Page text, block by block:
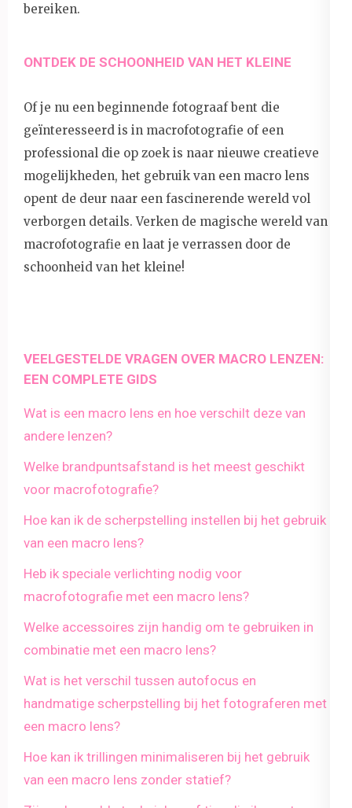
bereiken.
ONTDEK DE SCHOONHEID VAN HET KLEINE
Of je nu een beginnende fotograaf bent die
geïnteresseerd is in macrofotografie of een
professional die op zoek is naar nieuwe creatieve
mogelijkheden, het gebruik van een macro lens
opent de deur naar een fascinerende wereld vol
verborgen details. Verken de magische wereld van
macrofotografie en laat je verrassen door de
schoonheid van het kleine!
VEELGESTELDE VRAGEN OVER MACRO LENZEN:
EEN COMPLETE GIDS
Wat is een macro lens en hoe verschilt deze van
andere lenzen?
Welke brandpuntsafstand is het meest geschikt
voor macrofotografie?
Hoe kan ik de scherpstelling instellen bij het gebruik
van een macro lens?
Heb ik speciale verlichting nodig voor
macrofotografie met een macro lens?
Welke accessoires zijn handig om te gebruiken in
combinatie met een macro lens?
Wat is het verschil tussen autofocus en
handmatige scherpstelling bij het fotograferen met
een macro lens?
Hoe kan ik trillingen minimaliseren bij het gebruik
van een macro lens zonder statief?